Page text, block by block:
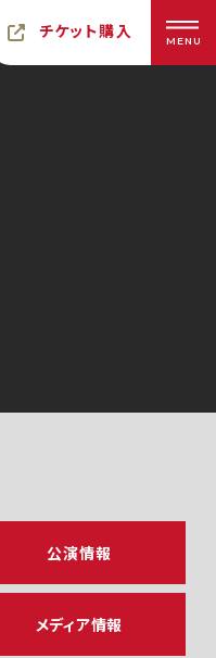
チケット購入 MENU
公演情報
メディア情報